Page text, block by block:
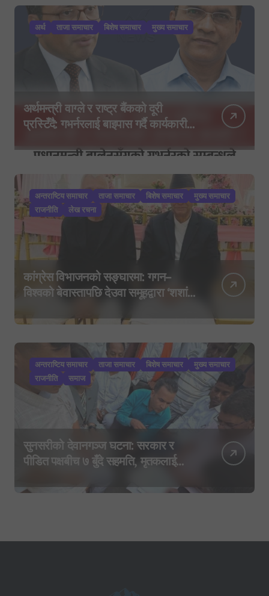
अर्थ ताजा समाचार बिशेष समाचार मुख्य समाचार
अर्थमन्त्री वाग्ले र राष्ट्र बैंकको दूरी
प्रस्टिँदै: गभर्नरलाई बाइपास गर्दै कार्यकारी
अन्तराष्टिय समाचार ताजा समाचार बिशेष समाचार
मुख्य समाचार
राजनीति
लेख रचना
कांग्रेस विभाजनको सङ्घारमा: गगन–
विश्वको बेवास्तापछि देउवा समूहद्वारा ‘शशांक
यात्राको घोषणा तयारी!
अन्तराष्टिय समाचार ताजा समाचार बिशेष समाचार
मुख्य समाचार
राजनीति
समाज
सुनसरीको देवानगञ्ज घटना: सरकार र
पीडित पक्षबीच ७ बुँदे सहमति, मृतकलाई